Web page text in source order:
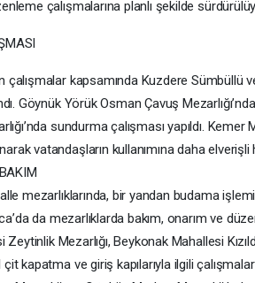
çalışmalarına planlı şekilde
kapsamında Kuzdere Sümbüllü
Göynük Yörük Osman Çavuş
sundurma çalışması yapıldı. Kemer
vatandaşların kullanımına daha elverişli
mezarlıklarında, bir yandan budama
da mezarlıklarda bakım, onarım ve
Mezarlığı, Beykonak Mahallesi
kapatma ve giriş kapılarıyla ilgili